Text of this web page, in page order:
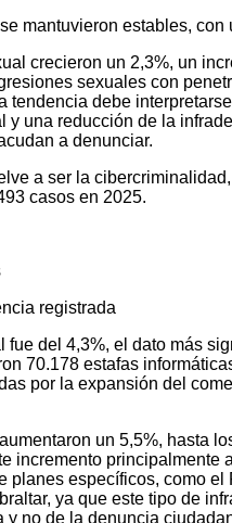
mantuvieron estables,
crecieron un 2,3%, un
sexuales con
tendencia debe
y una reducción de la
a denunciar.
a ser la
casos en 2025.
registrada
fue del 4,3%, el dato más
70.178 estafas
por la expansión del
un 5,5%, hasta
incremento principalmente
planes específicos, como el
ya que este tipo de
y no de la denuncia